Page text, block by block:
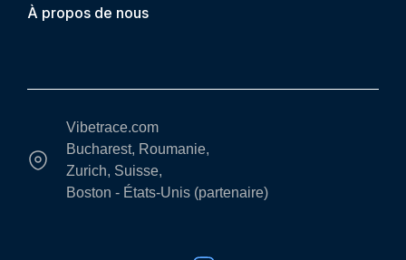
À propos de nous
Vibetrace.com
Bucharest, Roumanie,
Zurich, Suisse,
Boston - États-Unis (partenaire)